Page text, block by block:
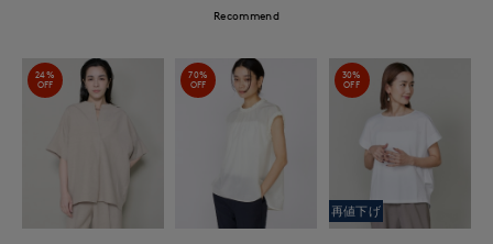
Recommend
24%
OFF
70%
OFF
30%
OFF
再値下げ